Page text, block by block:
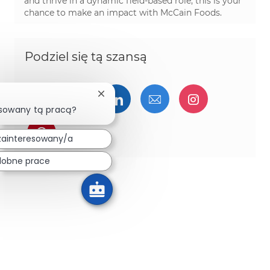
chance to make an impact with McCain Foods.
Podziel się tą szansą
Udostępnij przez Facebook
Udostępnij przez twitter
Udostępnij przez
Udostępnij przez
Udostępnij przez pinterest
tą pracą?
Zamknij powiadomienie chatbota
a
prace